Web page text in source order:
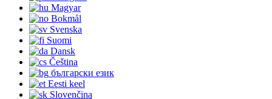
Magyar
Bokmål
Svenska
Suomi
Dansk
Čeština
български език
Eesti keel
Slovenčina